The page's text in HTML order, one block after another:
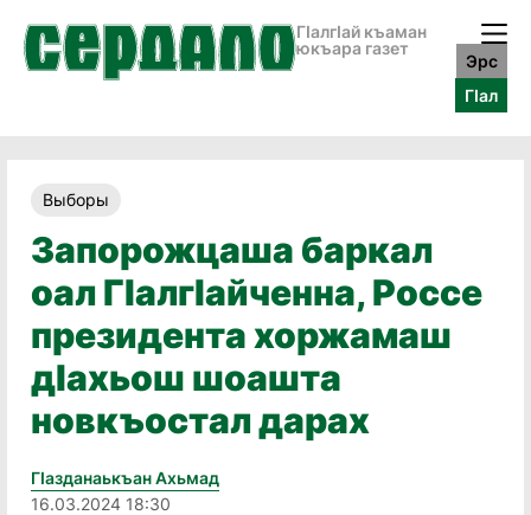
ГӀалгӀай къаман
юкъара газет
Эрс
ГӀал
Выборы
Запорожцаша баркал
оал ГӀалгӀайченна, Россе
президента хоржамаш
дӀахьош шоашта
новкъостал дарах
Гӏазданаькъан Ахьмад
16.03.2024 18:30